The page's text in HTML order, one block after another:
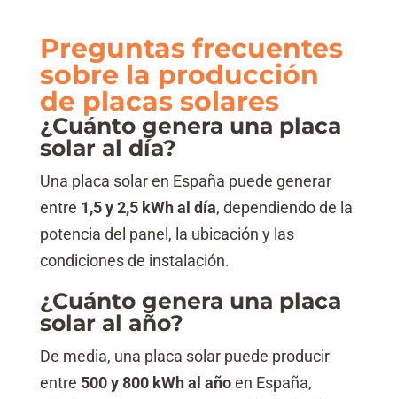
Preguntas frecuentes
sobre la producción
de placas solares
¿Cuánto genera una placa
solar al día?
Una placa solar en España puede generar
entre 1,5 y 2,5 kWh al día, dependiendo de la
potencia del panel, la ubicación y las
condiciones de instalación.
¿Cuánto genera una placa
solar al año?
De media, una placa solar puede producir
entre 500 y 800 kWh al añoen España,